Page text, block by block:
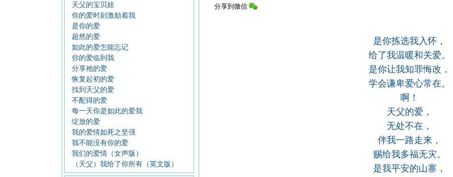
天父的宝贝娃
你的爱时刻激励着我
是你的爱
超然的爱
如此的爱怎能忘记
你的爱临到我
分享祂的爱
恢复起初的爱
找到天父的爱
不配得的爱
每一天你是如此的爱我
绽放的爱
我的爱情如死之坚强
我不能没有你的爱
我们的爱情（女声版）
（天父）我给了你所有（英文版）
是你拣选我入怀，
给了我温暖和关爱。
是你让我知罪悔改，
学会谦卑爱心常在。
啊！
天父的爱，
无处不在，
伴我一路走来，
赐给我多福无灾。
是我平安的山寨，